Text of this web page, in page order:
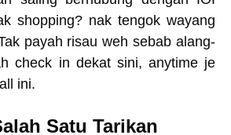
shopping? nak tengok wayang
payah risau weh sebab alang-
check in dekat sini, anytime je
ini.
Satu Tarikan